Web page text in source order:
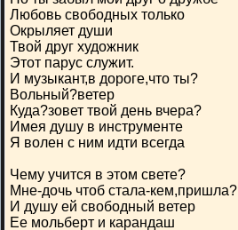
Любовь свободных только
Окрыляет души
Твой друг художник
Этот парус служит.
И музыкант,в дороге,что ты?
Вольный?ветер
Куда?зовет твой день вчера?
Имея душу в инструменте
Я волен с ним идти всегда
Чему учится в этом свете?
Мне-дочь чтоб стала-кем,пришла?
И душу ей свободный ветер
Ее мольберт и карандаш